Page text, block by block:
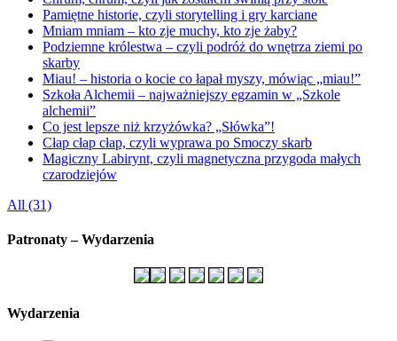
Pamiętne historie, czyli storytelling i gry karciane
Mniam mniam – kto zje muchy, kto zje żaby?
Podziemne królestwa – czyli podróż do wnętrza ziemi po
skarby
Miau! – historia o kocie co łapał myszy, mówiąc „miau!”
Szkoła Alchemii – najważniejszy egzamin w „Szkole
alchemii”
Co jest lepsze niż krzyżówka? „Słówka”!
Cłap cłap cłap, czyli wyprawa po Smoczy skarb
Magiczny Labirynt, czyli magnetyczna przygoda małych
czarodziejów
All (31)
Patronaty – Wydarzenia
Wydarzenia